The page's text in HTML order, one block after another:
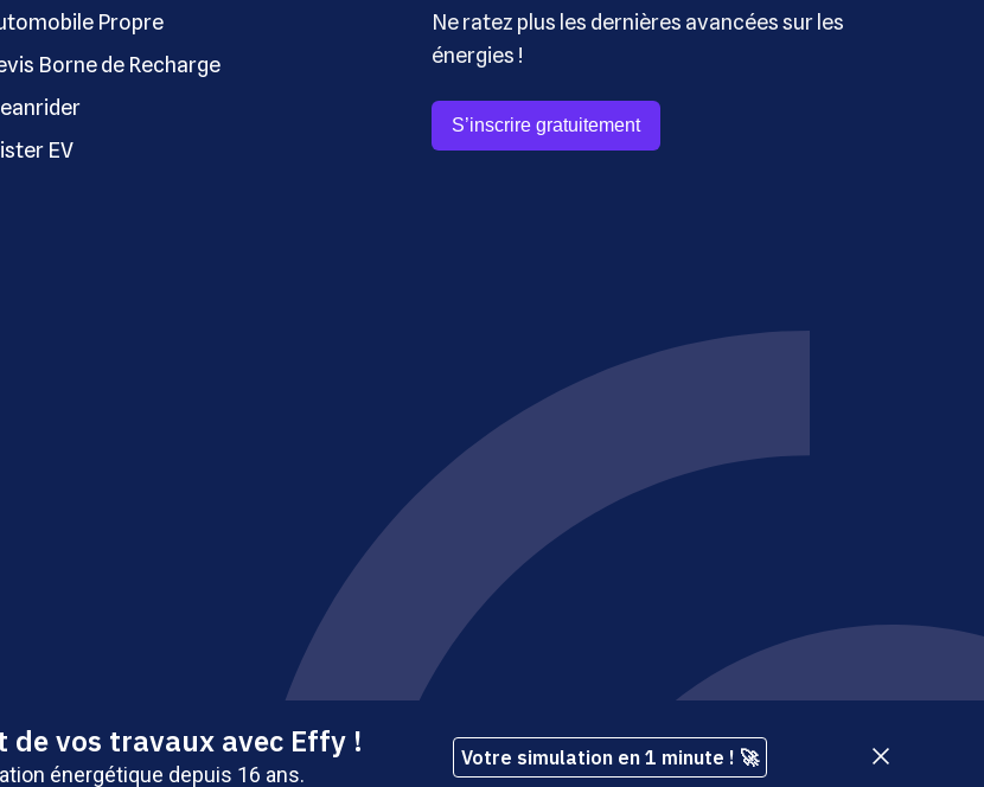
Propre
Borne de Recharge
EV
Ne ratez plus les dernières avancées sur les
énergies !
S’inscrire gratuitement
Tous droits réservés - Site édité par Saabre SAS, une société du groupe Brakson